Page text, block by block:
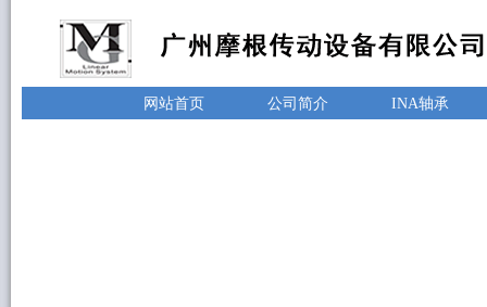
网站首页 公司简介 INA轴承